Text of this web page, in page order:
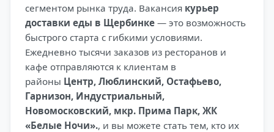
сегментом рынка труда. Вакансия курьер
доставки еды в Щербинке — это возможность
быстрого старта с гибкими условиями.
Ежедневно тысячи заказов из ресторанов и
кафе отправляются к клиентам в
районы Центр, Люблинский, Остафьево,
Гарнизон, Индустриальный,
Новомосковский, мкр. Прима Парк, ЖК
«Белые Ночи»., и вы можете стать тем, кто их